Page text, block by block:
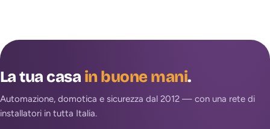
La tua casain buone mani.
Automazione, domotica e sicurezza dal 2012 — con una rete di
installatori in tutta Italia.